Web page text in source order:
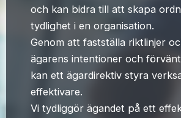
och kan bidra till att skapa
tydlighet i en organisation.
Genom att fastställa riktlinjer
ägarens intentioner och
kan ett ägardirektiv styra
effektivare.
Vi tydliggör ägandet på ett